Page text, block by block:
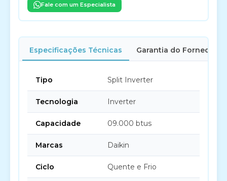
Fale com um Especialista
Especificações Técnicas Garantia do Fornecedor
Tipo Split Inverter
Tecnologia Inverter
Capacidade 09.000 btus
Marcas Daikin
Ciclo Quente e Frio